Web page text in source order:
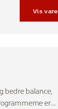
Vis vare
bedre balance,
er…